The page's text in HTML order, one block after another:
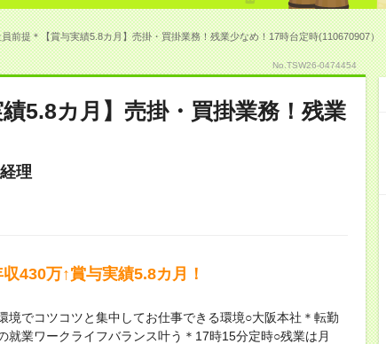
前提＊【賞与実績5.8カ月】売掛・買掛業務！残業少なめ！17時台定時(110670907）
No.TSW26-0474454
5.8カ月】売掛・買掛業務！残業
理
430万↑賞与実績5.8カ月！
境でコツコツと集中してお仕事できる環境○大阪本社＊転勤
就業ワークライフバランス叶う＊17時15分定時○残業は月